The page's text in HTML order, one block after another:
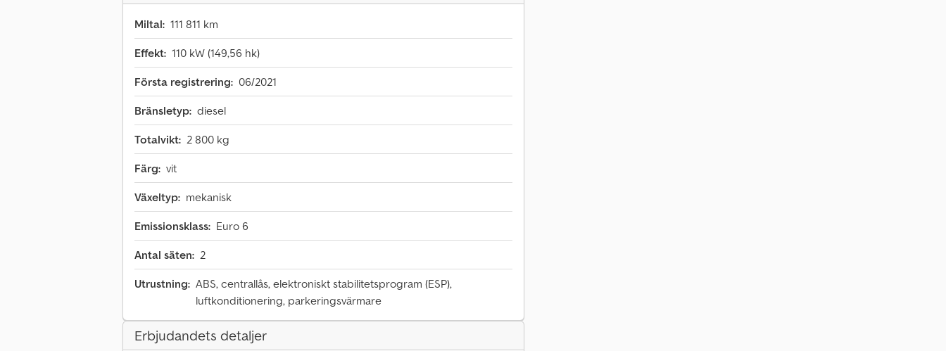
Miltal: 111 811 km
Effekt: 110 kW (149,56 hk)
Första registrering: 06/2021
Bränsletyp: diesel
Totalvikt: 2 800 kg
Färg: vit
Växeltyp: mekanisk
Emissionsklass: Euro 6
Antal säten: 2
Utrustning: ABS, centrallås, elektroniskt stabilitetsprogram (ESP),
luftkonditionering, parkeringsvärmare
Erbjudandets detaljer